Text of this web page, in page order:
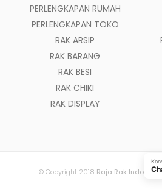
PERLENGKAPAN RUMAH
PERLENGKAPAN TOKO
RAK ARSIP
RAK BARANG
RAK BESI
RAK CHIKI
RAK DISPLAY
© Copyright 2018 Raja Rak